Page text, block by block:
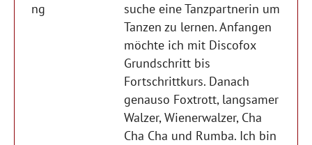
ng
suche eine Tanzpartnerin um
Tanzen zu lernen. Anfangen
möchte ich mit Discofox
Grundschritt bis
Fortschrittkurs. Danach
genauso Foxtrott, langsamer
Walzer, Wienerwalzer, Cha
Cha Cha und Rumba. Ich bin